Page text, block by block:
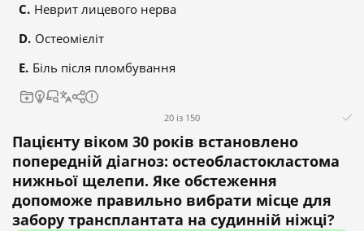
Неврит лицевого нерва
Остеомієліт
Біль після пломбування
20 із 150
Пацієнту віком 30 років встановлено
попередній діагноз: остеобластокластома
нижньої щелепи. Яке обстеження
допоможе правильно вибрати місце для
забору трансплантата на судинній ніжці?